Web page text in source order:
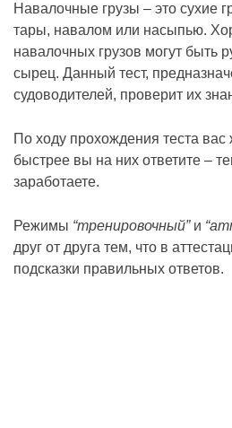
Навалочные грузы – это сухие
тары, навалом или насыпью.
навалочных грузов могут быть
сырец. Данный тест,
судоводителей, проверит их
По ходу прохождения теста
быстрее вы на них ответите –
заработаете.
Режимы “тренировочный”и
друг от друга тем, что в
подсказки правильных ответов.